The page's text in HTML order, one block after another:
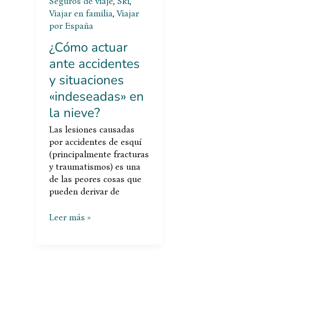
Viajar en familia, Viajar
por España
¿Cómo actuar
ante accidentes
y situaciones
«indeseadas» en
la nieve?
Las lesiones causadas
por accidentes de esquí
(principalmente fracturas
y traumatismos) es una
de las peores cosas que
pueden derivar de
nieve?
Leer más »